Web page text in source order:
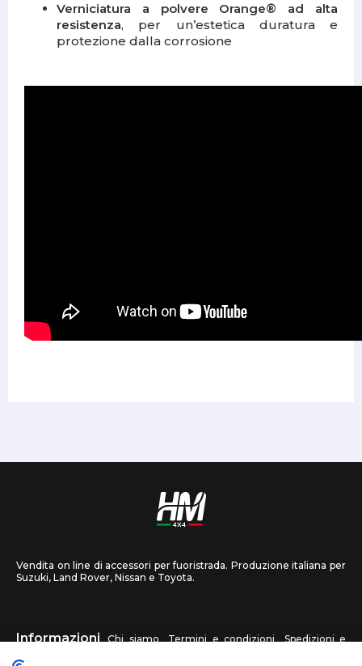
Verniciatura a polvere Orange® ad alta
resistenza, per un’estetica duratura e
protezione dalla corrosione
Vendita on line di accessori per fuoristrada. Produzione italiana per
Suzuki, Land Rover, Nissan e Toyota.
Informazioni Chi siamo Termini e condizioni
Spedizioni e
recessi